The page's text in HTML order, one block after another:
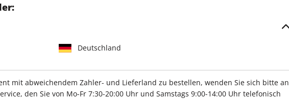
Sie Zugriff über
Deutschland
mit abweichendem Zahler- und Lieferland zu bestellen, wenden Sie sich bitte an
den Sie von Mo-Fr 7:30-20:00 Uhr und Samstags 9:00-14:00 Uhr telefonisch